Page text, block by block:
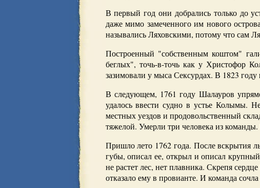
В первый год они добрались только до
даже мимо замеченного им нового
назывались Ляховскими, потому что сам
Построенный "собственным коштом"
беглых", точь-в-точь как у Христофор
зазимовали у мыса Сексурдах. В 1823
В следующем, 1761 году Шалауров
удалось ввести судно в устье Колымы.
местных уездов и продовольственный
тяжелой. Умерли три человека из
Пришло лето 1762 года. После вскрытия
губы, описал ее, открыл и описал
не растет лес, нет плавника. Скрепя
отказало ему в провианте. И команда